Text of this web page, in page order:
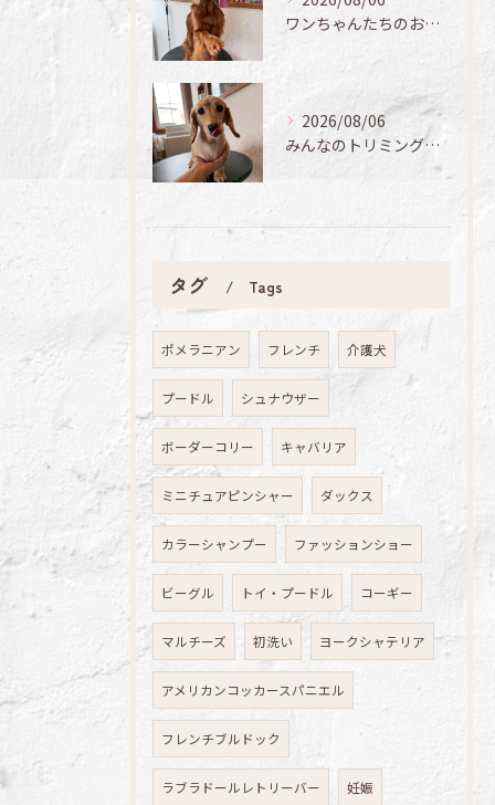
ワンちゃんたちのお手入れ日記🐶✨
2026/08/06
みんなのトリミング日記🌟
タグ Tags
ポメラニアン フレンチ 介護犬
プードル シュナウザー
ボーダーコリー キャバリア
ミニチュアピンシャー ダックス
カラーシャンプー ファッションショー
ビーグル トイ・プードル コーギー
マルチーズ 初洗い ヨークシャテリア
アメリカンコッカースパニエル
フレンチブルドック
ラブラドールレトリーバー 妊娠